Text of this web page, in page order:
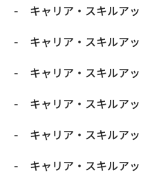
キャリア・スキルア
キャリア・スキルア
キャリア・スキルア
キャリア・スキルア
キャリア・スキルア
キャリア・スキルア